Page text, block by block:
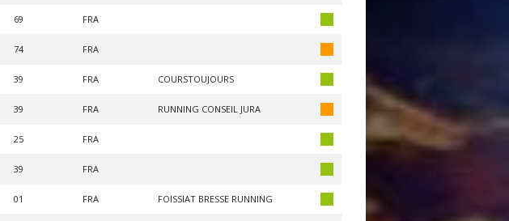
69 FRA
74 FRA
39 FRA COURSTOUJOURS
39 FRA RUNNING CONSEIL JURA
25 FRA
39 FRA
01 FRA FOISSIAT BRESSE RUNNING